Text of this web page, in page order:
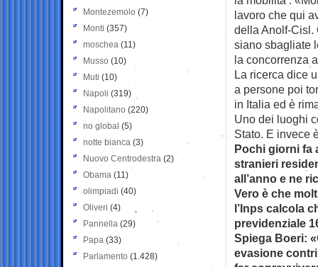
lavoro che qui
della Anolf-Cisl.
siano sbagliate
la concorrenza
La ricerca dice
a persone poi
in Italia ed è
Uno dei luoghi
Stato. E invece
Pochi giorni fa
stranieri
all’anno e ne
Vero è che
l’Inps calcola
previdenziale
Spiega Boeri:
evasione
Montezemolo (7)
Monti (357)
moschea (11)
Musso (10)
Muti (10)
Napoli (319)
Napolitano (220)
no global (5)
notte bianca (3)
Nuovo Centrodestra (2)
Obama (11)
olimpiadi (40)
Oliveri (4)
Pannella (29)
Papa (33)
Parlamento (1.428)